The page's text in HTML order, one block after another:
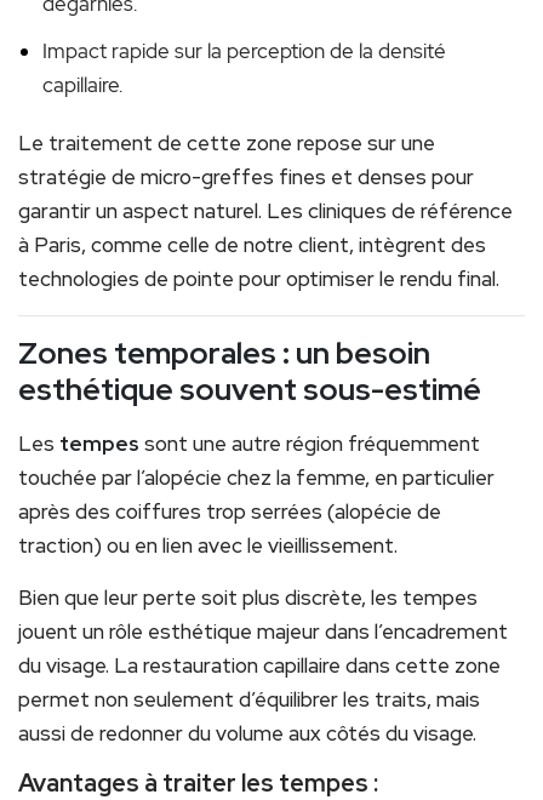
Impact rapide sur la perception de la densité
capillaire.
Le traitement de cette zone repose sur une
stratégie de micro-greffes fines et denses pour
garantir un aspect naturel. Les cliniques de référence
à Paris, comme celle de notre client, intègrent des
technologies de pointe pour optimiser le rendu final.
Zones temporales : un besoin
esthétique souvent sous-estimé
Les tempes sont une autre région fréquemment
touchée par l’alopécie chez la femme, en particulier
après des coiffures trop serrées (alopécie de
traction) ou en lien avec le vieillissement.
Bien que leur perte soit plus discrète, les tempes
jouent un rôle esthétique majeur dans l’encadrement
du visage. La restauration capillaire dans cette zone
permet non seulement d’équilibrer les traits, mais
aussi de redonner du volume aux côtés du visage.
Avantages à traiter les tempes :